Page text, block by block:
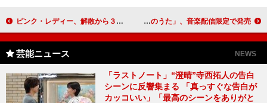
ピンク・レディー、解散から３０年目の出陣ライブ 東日本大震災被災地に思いを込めて ドリカム、福山雅治などが大震災支援アルバム！ ７９組参加の「アイのうた」、音楽配信限定で発売
芸能ニュース NEWS
「ラストノート」“澄晴”寺西拓人の告白
シーンに反響集まる 「真っすぐな告白が
カッコいい」「最高のシーンをありがと